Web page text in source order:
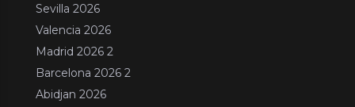
Sevilla 2026
Valencia 2026
Madrid 2026 2
Barcelona 2026 2
Abidjan 2026